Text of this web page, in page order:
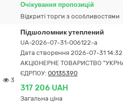
Очікування пропозицій
Відкриті торги з особливостями
3
Підшоломник утеплений
UA-2026-07-31-006122-a
Дата створення 2026-07-31
АКЦІОНЕРНЕ ТОВАРИСТВО
ЄДРПОУ: 00135390
317 206 UAH
Загальна ціна